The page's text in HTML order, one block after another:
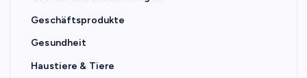
Geschäftsprodukte
Gesundheit
Haustiere & Tiere